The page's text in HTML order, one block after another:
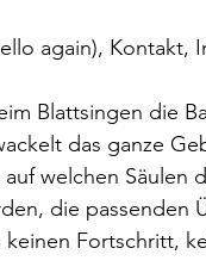
again), Kontakt,
Blattsingen die
das ganze
welchen Säulen
die passenden
Fortschritt,